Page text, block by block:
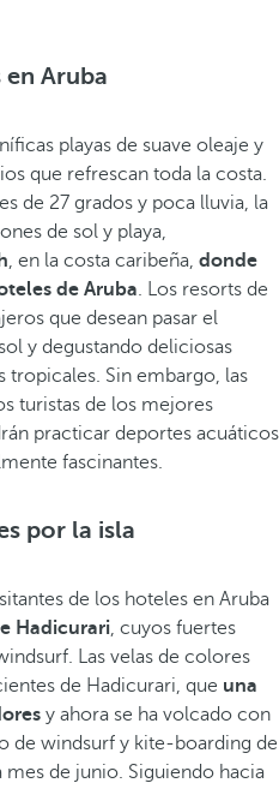
Aruba
playas de suave oleaje y
que refrescan toda la costa.
de 27 grados y poca lluvia, la
de sol y playa,
, en la costa caribeña, donde
de Aruba. Los resorts de
que desean pasar el
y degustando deliciosas
Sin embargo, las
turistas de los mejores
practicar deportes acuáticos
fascinantes.
por la isla
de los hoteles en Aruba
Hadicurari, cuyos fuertes
Las velas de colores
de Hadicurari, que una
y ahora se ha volcado con
de windsurf y kite-boarding de
mes de junio. Siguiendo hacia